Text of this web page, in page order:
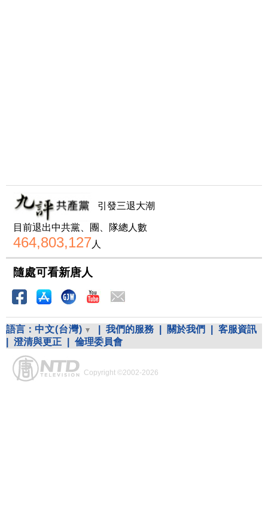
引發三退大潮
目前退出中共黨、團、隊總人數
464,803,127人
隨處可看新唐人
語言： 中文(台灣) 我們的服務 關於我們
客服資訊
澄清與更正 倫理委員會
Copyright ©2002-2026